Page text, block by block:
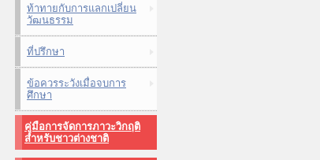
ท้าทายกับการแลกเปลี่ยน
วัฒนธรรม
ที่ปรึกษา
ข้อควรระวังเมื่อจบการ
ศึกษา
คู่มือการจัดการภาวะวิกฤติ
สำหรับชาวต่างชาติ